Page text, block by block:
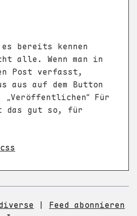
bereits kennen
alle. Wenn man in
Post verfasst,
aus auf dem Button
„Veröffentlichen“ Für
das gut so, für
css
Feed abonnieren